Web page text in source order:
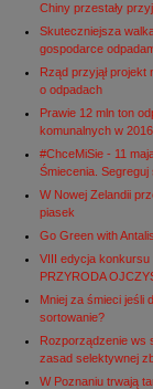
Chiny przestały
Skuteczniejsza
gospodarce
Rząd przyjął projekt
o odpadach
Prawie 12 mln ton
komunalnych w
#ChceMiSie - 11
Śmiecenia. Segreguj
W Nowej Zelandii
piasek
Go Green with Antalis
VIII edycja konkursu
PRZYRODA
Mniej za śmieci jeśli
sortowanie?
Rozporządzenie ws
zasad selektywnej
W Poznaniu trwają